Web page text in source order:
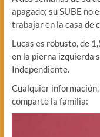
apagado; su SUBE no
trabajar en la casa de
Lucas es robusto, de
en la pierna izquierda
Independiente.
Cualquier
comparte la familia: